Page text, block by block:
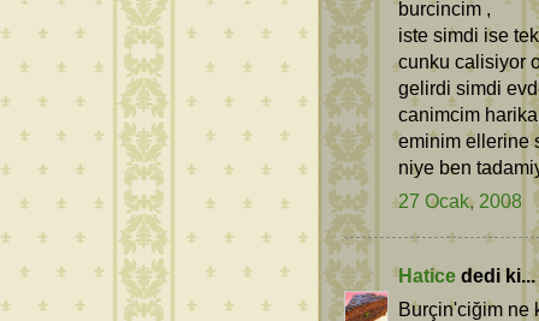
burcincim ,
iste simdi ise
cunku calisiyor
gelirdi simdi
canimcim
eminim ellerine
niye ben
27 Ocak, 2008
Hatice dedi ki...
Burçin'ciğim ne